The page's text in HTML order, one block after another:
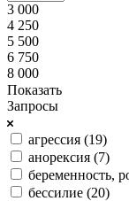
3 000
4 250
5 500
6 750
8 000
Показать
Запросы
агрессия (19)
анорексия (7)
беременность,
бессилие (20)